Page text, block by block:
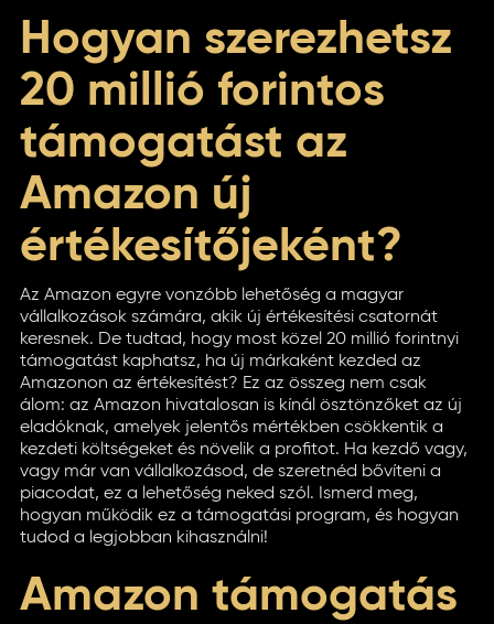
Hogyan szerezhetsz
20 millió forintos
támogatást az
Amazon új
értékesítőjeként?
Az Amazon egyre vonzóbb lehetőség a magyar
vállalkozások számára, akik új értékesítési csatornát
keresnek. De tudtad, hogy most közel 20 millió forintnyi
támogatást kaphatsz, ha új márkaként kezded az
Amazonon az értékesítést? Ez az összeg nem csak
álom: az Amazon hivatalosan is kínál ösztönzőket az új
eladóknak, amelyek jelentős mértékben csökkentik a
kezdeti költségeket és növelik a profitot. Ha kezdő vagy,
vagy már van vállalkozásod, de szeretnéd bővíteni a
piacodat, ez a lehetőség neked szól. Ismerd meg,
hogyan működik ez a támogatási program, és hogyan
tudod a legjobban kihasználni!
Amazon támogatás